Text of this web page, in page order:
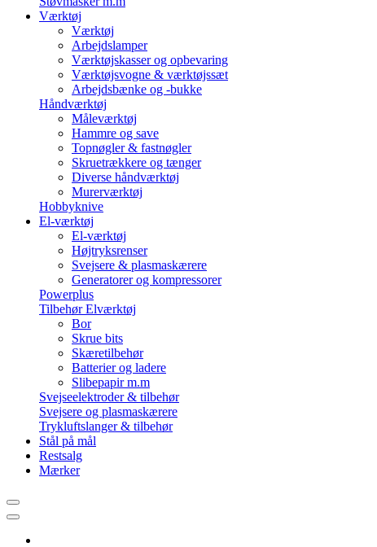
Værktøj
Værktøj
Arbejdslamper
Værktøjskasser og opbevaring
Værktøjsvogne & værktøjssæt
Arbejdsbænke og -bukke
Håndværktøj
Måleværktøj
Hammre og save
Topnøgler & fastnøgler
Skruetrækkere og tænger
Diverse håndværktøj
Murerværktøj
Hobbyknive
El-værktøj
El-værktøj
Højtryksrenser
Svejsere & plasmaskærere
Generatorer og kompressorer
Powerplus
Tilbehør Elværktøj
Bor
Skrue bits
Skæretilbehør
Batterier og ladere
Slibepapir m.m
Svejseelektroder & tilbehør
Svejsere og plasmaskærere
Trykluftslanger & tilbehør
Stål på mål
Restsalg
Mærker